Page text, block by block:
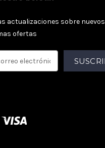
actualizaciones sobre nuevos
ofertas